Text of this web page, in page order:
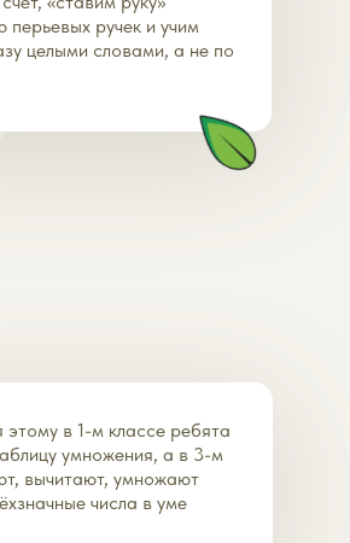
этому в 1-м классе ребята
умножения, а в 3-м
вычитают, умножают
числа в уме
ручек и учим
целыми словами, а не по